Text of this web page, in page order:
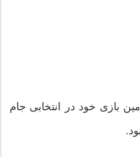
بازی خود در انتخابی جام